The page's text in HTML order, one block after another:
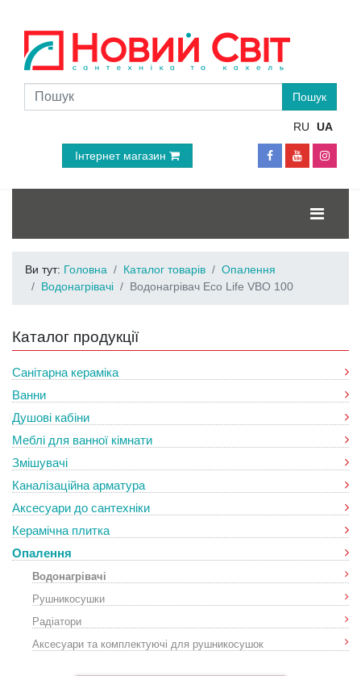
RU UA
Інтернет магазин
Ви тут: Головна Каталог товарів
Опалення
Водонагрівачі
Водонагрівач Eco Life VBO 100
Каталог продукції
Санітарна кераміка
Ванни
Душові кабіни
Меблі для ванної кімнати
Змішувачі
Каналізаційна арматура
Аксесуари до сантехніки
Керамічна плитка
Опалення
Водонагрівачі
Рушникосушки
Радіатори
Аксесуари та комплектуючі для рушникосушок